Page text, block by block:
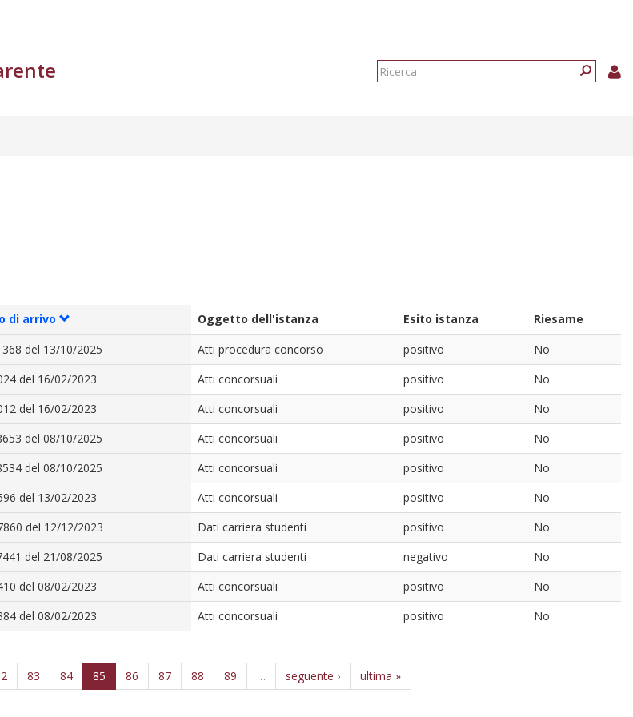
Form
di arrivo Oggetto dell'istanza Esito istanza
Riesame
del 13/10/2025 Atti procedura concorso positivo
No
del 16/02/2023 Atti concorsuali positivo
No
del 16/02/2023 Atti concorsuali positivo
No
del 08/10/2025 Atti concorsuali positivo
No
del 08/10/2025 Atti concorsuali positivo
No
del 13/02/2023 Atti concorsuali positivo
No
del 12/12/2023 Dati carriera studenti positivo
No
del 21/08/2025 Dati carriera studenti negativo
No
del 08/02/2023 Atti concorsuali positivo
No
del 08/02/2023 Atti concorsuali positivo No
83 84 85 86 87 88 89 … seguente › ultima »